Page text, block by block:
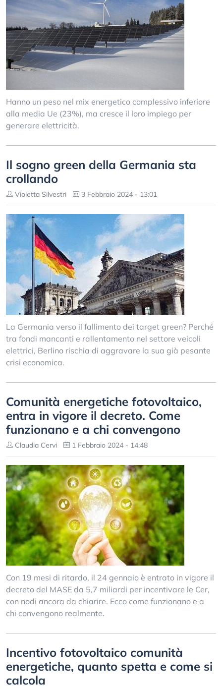
Hanno un peso nel mix energetico complessivo inferiore
alla media Ue (23%), ma cresce il loro impiego per
generare elettricità.
Il sogno green della Germania sta
crollando
Violetta Silvestri 3 Febbraio 2024 - 13:01
La Germania verso il fallimento dei target green? Perché
tra fondi mancanti e rallentamento nel settore veicoli
elettrici, Berlino rischia di aggravare la sua già pesante
crisi economica.
Comunità energetiche fotovoltaico,
entra in vigore il decreto. Come
funzionano e a chi convengono
Claudia Cervi 1 Febbraio 2024 - 14:48
Con 19 mesi di ritardo, il 24 gennaio è entrato in vigore il
decreto del MASE da 5,7 miliardi per incentivare le Cer,
con nodi ancora da chiarire. Ecco come funzionano e a
chi convengono realmente.
Incentivo fotovoltaico comunità
energetiche, quanto spetta e come si
calcola